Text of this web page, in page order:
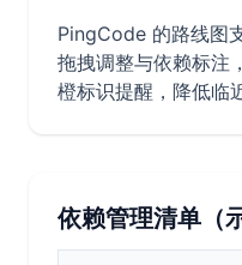
PingCode 的路线图
拖拽调整与依赖标注
橙标识提醒，降低临
依赖管理清单（